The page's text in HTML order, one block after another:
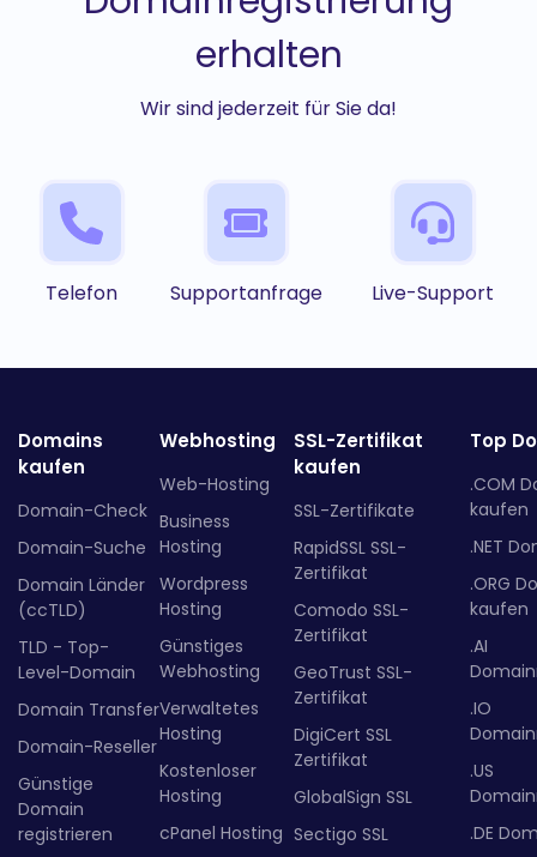
erhalten
Wir sind jederzeit für Sie da!
Telefon Supportanfrage Live-Support
Domains
kaufen
Domain-Check
Domain-Suche
Domain Länder
(ccTLD)
TLD - Top-
Level-Domain
Domain Transfer
Domain-Reseller
Günstige
Domain
registrieren
Webhosting
Web-Hosting
Business
Hosting
Wordpress
Hosting
Günstiges
Webhosting
Verwaltetes
Hosting
Kostenloser
Hosting
cPanel Hosting
SSL-Zertifikat
kaufen
SSL-Zertifikate
RapidSSL SSL-
Zertifikat
Comodo SSL-
Zertifikat
GeoTrust SSL-
Zertifikat
DigiCert SSL
Zertifikat
GlobalSign SSL
Sectigo SSL
Top
.COM
kaufen
.NET
.ORG
kaufen
.AI
.IO
.US
.DE